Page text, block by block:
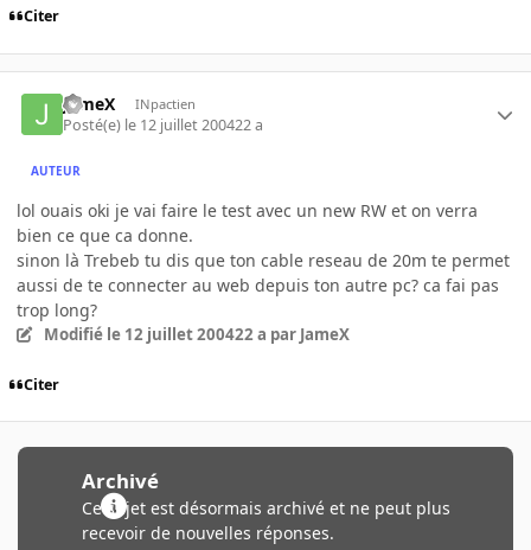
Citer
JameX INpactien
Posté(e) le 12 juillet 200422 a
AUTEUR
lol ouais oki je vai faire le test avec un new RW et on verra
bien ce que ca donne.
sinon là Trebeb tu dis que ton cable reseau de 20m te permet
aussi de te connecter au web depuis ton autre pc? ca fai pas
trop long?
Modifié le 12 juillet 200422 a par JameX
Citer
Archivé
Ce sujet est désormais archivé et ne peut plus
recevoir de nouvelles réponses.